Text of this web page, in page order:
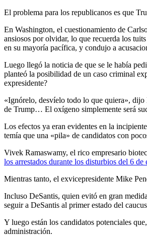
El problema para los republicanos es que
En Washington, el cuestionamiento de
ansiosos por olvidar, lo que recuerda los
en su mayoría pacífica, y condujo a
Luego llegó la noticia de que se le había
planteó la posibilidad de un caso criminal
expresidente?
«Ignórelo, desvíelo todo lo que quiera»,
de Trump… El oxígeno simplemente será
Los efectos ya eran evidentes en la
temía que una «pila» de candidatos con
Vivek Ramaswamy, el rico empresario
los arrestados durante los disturbios del 6 de
Mientras tanto, el exvicepresidente Mike
Incluso DeSantis, quien evitó en gran
seguir a DeSantis al primer estado del
Y luego están los candidatos potenciales
administración.